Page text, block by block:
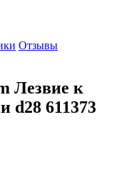
Отзывы
Лезвие к
d28 611373